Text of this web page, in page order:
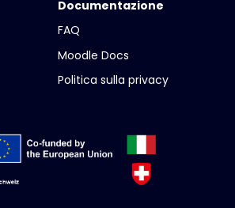
Documentazione
FAQ
Moodle Docs
Politica sulla privacy